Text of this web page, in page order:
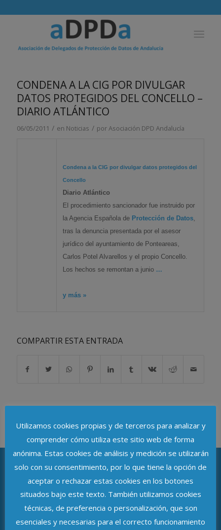
CONDENA A LA CIG POR DIVULGAR
DATOS PROTEGIDOS DEL CONCELLO –
DIARIO ATLÁNTICO
06/05/2011 / en Noticias / porAsociación DPD Andalucía
Condena a la CIG por divulgar datosprotegidos del
Concello
Diario Atlántico
El procedimiento sancionador fue instruido por
la Agencia Española de Protección de Datos,
tras la denuncia presentada por el asesor
jurídico del ayuntamiento de Ponteareas,
Carlos Potel Alvarellos y el propio Concello.
Los hechos se remontan a junio …
y más »
COMPARTIR ESTA ENTRADA
ASOCIACIÓN DE DELEGADOS DE
PROTECCIÓN DE DATOS DE ANDALUCÍA
Avenida de República Argentina, n.º 37
Utilizamos cookies propias y de terceros para analizar y
comprender cómo utiliza este sitio web de forma
anónima. Estas cookies de análisis y medición se utilizarán
solo con su consentimiento, por lo que tiene la opción de
aceptar o rechazar estas cookies en los botones
situados bajo este texto. También utilizamos cookies
técnicas, de preferencia o personalización, que son
esenciales y necesarias para el correcto funcionamiento